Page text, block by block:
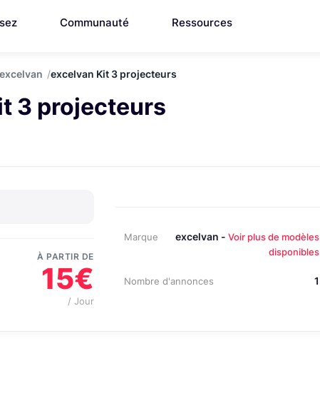
Communauté Ressources
excelvan excelvan Kit 3 projecteurs
3 projecteurs
À PARTIR DE
15€
/ Jour
Marque excelvan - Voir plus de modèles
disponibles
Nombre d'annonces 1